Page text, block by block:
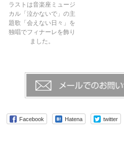
ラストは音楽座ミュージ
カル「泣かないで」の主
題歌「会えない日々」を
独唱でフィナーレを飾り
ました。
Facebook Hatena twitter